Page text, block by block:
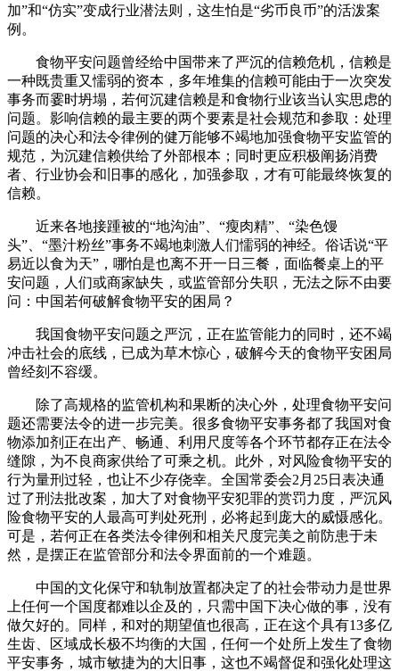
加”和“仿实”变成行业潜法则，这生怕是“劣币良币”的活泼案
例。
食物平安问题曾经给中国带来了严沉的信赖危机，信赖是
一种既贵重又懦弱的资本，多年堆集的信赖可能由于一次突发
事务而霎时坍塌，若何沉建信赖是和食物行业该当认实思虑的
问题。影响信赖的最主要的两个要素是社会规范和参取：处理
问题的决心和法令律例的健万能够不竭地加强食物平安监管的
规范，为沉建信赖供给了外部根本；同时更应积极阐扬消费
者、行业协会和旧事的感化，加强参取，才有可能最终恢复的
信赖。
近来各地接踵被的“地沟油”、“瘦肉精”、“染色馒
头”、“墨汁粉丝”事务不竭地刺激人们懦弱的神经。俗话说“平
易近以食为天”，哪怕是也离不开一日三餐，面临餐桌上的平
安问题，人们或商家缺失，或监管部分失职，无法之际不由要
问：中国若何破解食物平安的困局？
我国食物平安问题之严沉，正在监管能力的同时，还不竭
冲击社会的底线，已成为草木惊心，破解今天的食物平安困局
曾经刻不容缓。
除了高规格的监管机构和果断的决心外，处理食物平安问
题还需要法令的进一步完美。很多食物平安事务都了我国对食
物添加剂正在出产、畅通、利用尺度等各个环节都存正在法令
缝隙，为不良商家供给了可乘之机。此外，对风险食物平安的
行为量刑过轻，也让不少存侥幸。全国常委会2月25日表决通
过了刑法批改案，加大了对食物平安犯罪的赏罚力度，严沉风
险食物平安的人最高可判处死刑，必将起到庞大的威慑感化。
可是，若何正在各类法令律例和相关尺度完美之前防患于未
然，是摆正在监管部分和法令界面前的一个难题。
中国的文化保守和轨制放置都决定了的社会带动力是世界
上任何一个国度都难以企及的，只需中国下决心做的事，没有
做欠好的。同样，和对的期望值也很高，正在这个具有13多亿
生齿、区域成长极不均衡的大国，任何一个处所上发生了食物
平安事务，城市敏捷为的大旧事，这也不竭督促和强化处理这